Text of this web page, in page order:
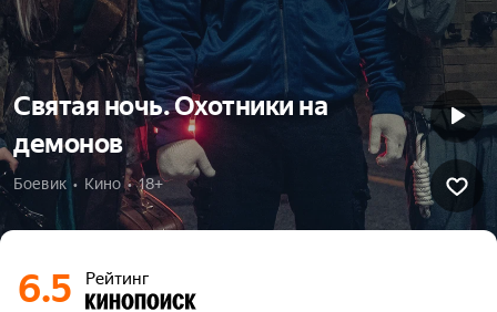
Святая ночь. Охотники на
демонов
Боевик  •  Кино  •  18+
6.5 Рейтинг